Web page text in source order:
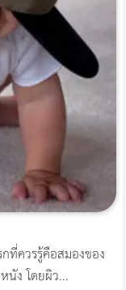
ที่ควรรู้คือสมองของ
นัง โดยผิว...